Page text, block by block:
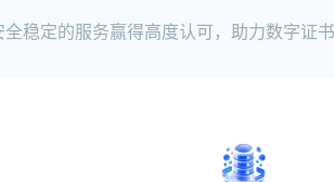
全稳定的服务赢得高度认可，助力数字证